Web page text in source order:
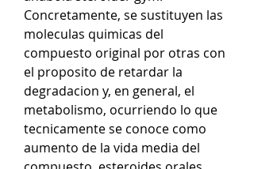
Concretamente, se sustituyen las
moleculas quimicas del
compuesto original por otras con
el proposito de retardar la
degradacion y, en general, el
metabolismo, ocurriendo lo que
tecnicamente se conoce como
aumento de la vida media del